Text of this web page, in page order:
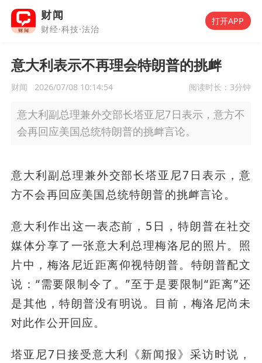
财闻
财经·科技·法治
打开APP
意大利表示不再理会特朗普的挑衅
财闻 2026/07/08 10:14:54 阅读时长： 3分钟
意大利副总理兼外交部长塔亚尼7日表示，意方不
会再回应美国总统特朗普的挑衅言论。
意大利副总理兼外交部长塔亚尼7日表示，意
方不会再回应美国总统特朗普的挑衅言论。
意大利作出这一表态前，5日，特朗普在社交
媒体分享了一张意大利总理梅洛尼的照片。照
片中，梅洛尼近距离仰视特朗普。特朗普配文
说：“需要限制令了。”至于是要限制“距离”还
是其他，特朗普没有明说。目前，梅洛尼尚未
对此作公开回应。
塔亚尼7日接受意大利《新闻报》采访时说，